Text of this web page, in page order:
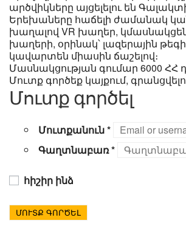
արծվիկները այցելելու են
Երեխաները հաճելի ժամանակ
խաղալով VR խաղեր,
խաղերի, օրինակ՝ լազերային
կավարտեն միասին ճաշելով։
Մասնակցության գումար 6000 ՀՀ
Մուտք գործեք կայքում,
Մուտք գործել
Մուտքանուն*
Գաղտնաբառ*
հիշիր ինձ
ՄՈՒՏՔ ԳՈՐԾԵԼ